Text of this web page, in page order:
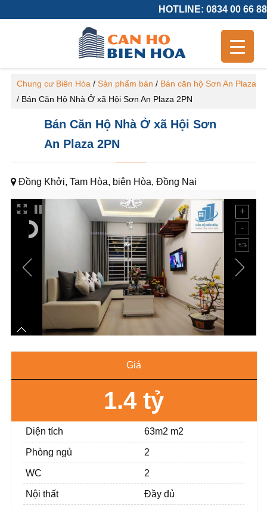
HOTLINE: 0834 00 66 88
Chung cư Biên Hòa / Sản phẩm bán / Bán căn hộ Sơn An Plaza
/ Bán Căn Hộ Nhà Ở xã Hội Sơn An Plaza 2PN
Bán Căn Hộ Nhà Ở xã Hội Sơn
An Plaza 2PN
Đồng Khởi, Tam Hòa, biên Hòa, Đồng Nai
Giá
1.4 tỷ
Diện tích 63m2 m2
Phòng ngủ 2
WC 2
Nội thất Đầy đủ